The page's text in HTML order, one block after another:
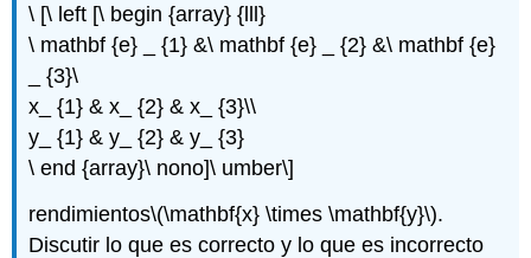
\ [\ left [\ begin {array} {lll}
\ mathbf {e} _ {1} &\ mathbf {e} _ {2} &\ mathbf {e}
_ {3}\
x_ {1} & x_ {2} & x_ {3}\\
y_ {1} & y_ {2} & y_ {3}
\ end {array}\ nono]\ umber\]
rendimientos\(\mathbf{x} \times \mathbf{y}\).
Discutir lo que es correcto y lo que es incorrecto